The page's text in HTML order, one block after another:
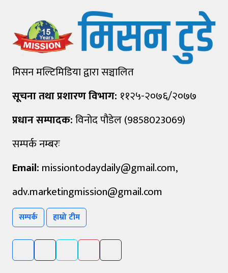
मिसन मल्टिमिडिया द्वारा सञ्चालित
सूचना तथा प्रशारण विभाग: ११२५-२०७६/२०७७
प्रधान सम्पादक:विनोद पौडेल (9858023069)
सम्पर्क नम्बरः
Email: missiontodaydaily@gmail.com,
adv.marketingmission@gmail.com
सम्पर्क हाम्रो टीम